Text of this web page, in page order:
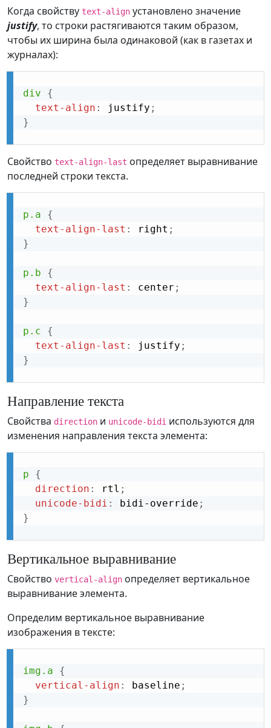
Когда свойству text-align установлено значение
justify, то строки растягиваются таким образом,
чтобы их ширина была одинаковой (как в газетах и
журналах):
div
{
text-align : justify ;
}
Свойство text-align-last определяет выравнивание
последней строки текста.
p.a
{
text-align-last : right ;
}
p.b
{
text-align-last : center ;
}
p.c
{
text-align-last : justify ;
}
Направление текста
Свойства direction и unicode-bidi используются для
изменения направления текста элемента:
p
{
direction : rtl ;
unicode-bidi : bidi-override ;
}
Вертикальное выравнивание
Свойство vertical-align определяет вертикальное
выравнивание элемента.
Определим вертикальное выравнивание
изображения в тексте:
img.a
{
vertical-align : baseline ;
}